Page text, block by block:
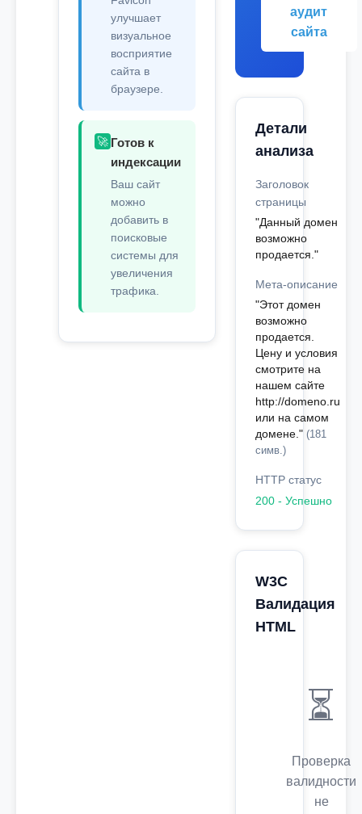
улучшает
визуальное
восприятие
сайта в
браузере.
🚀 Готов к
индексации
Ваш сайт
можно
добавить в
поисковые
системы для
увеличения
трафика.
аудит
сайта
Детали
анализа
Заголовок
страницы
"Данный домен
возможно
продается."
Мета-описание
"Этот домен
возможно
продается.
Цену и условия
смотрите на
нашем сайте
http://domeno.ru
или на самом
домене." (181
симв.)
HTTP статус
200 - Успешно
W3C
Валидация
HTML
⏳
Проверка
валидности
не